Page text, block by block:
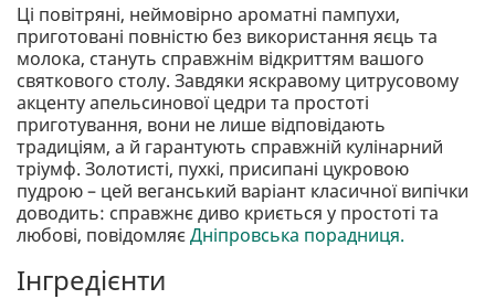
Ці повітряні, неймовірно ароматні пампухи,
приготовані повністю без використання яєць та
молока, стануть справжнім відкриттям вашого
святкового столу. Завдяки яскравому цитрусовому
акценту апельсинової цедри та простоті
приготування, вони не лише відповідають
традиціям, а й гарантують справжній кулінарний
тріумф. Золотисті, пухкі, присипані цукровою
пудрою – цей веганський варіант класичної випічки
доводить: справжнє диво криється у простоті та
любові, повідомляєДніпровська порадниця.
Інгредієнти